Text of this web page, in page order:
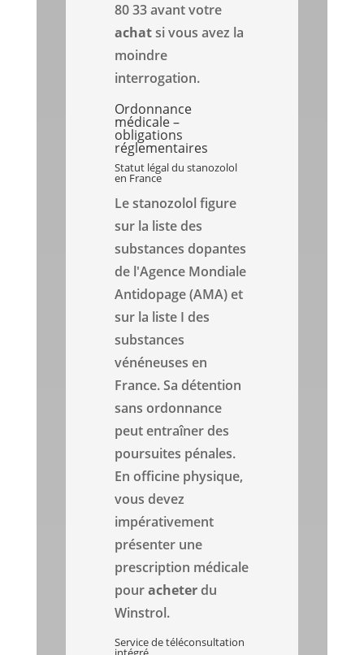
80 33 avant votre
achatsi vous avez la
moindre
interrogation.
Ordonnance
médicale –
obligations
réglementaires
Statut légal du stanozolol
en France
Le stanozolol figure
sur la liste des
substances dopantes
de l'Agence Mondiale
Antidopage (AMA) et
sur la liste I des
substances
vénéneuses en
France. Sa détention
sans ordonnance
peut entraîner des
poursuites pénales.
En officine physique,
vous devez
impérativement
présenter une
prescription médicale
pouracheterdu
Winstrol.
Service de téléconsultation